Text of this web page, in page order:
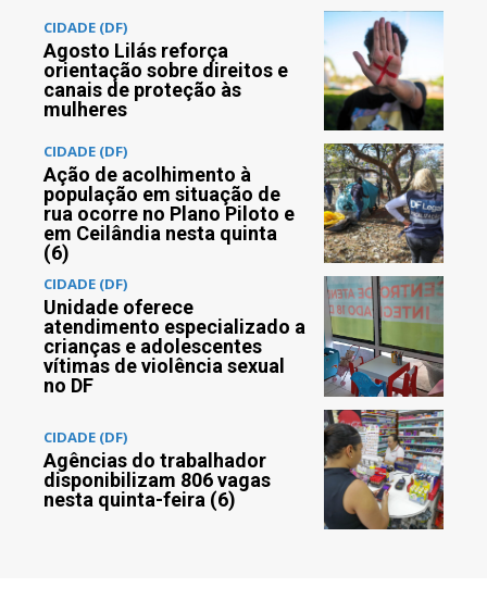
CIDADE (DF)
Agosto Lilás reforça
orientação sobre direitos e
canais de proteção às
mulheres
CIDADE (DF)
Ação de acolhimento à
população em situação de
rua ocorre no Plano Piloto e
em Ceilândia nesta quinta
(6)
CIDADE (DF)
Unidade oferece
atendimento especializado a
crianças e adolescentes
vítimas de violência sexual
no DF
CIDADE (DF)
Agências do trabalhador
disponibilizam 806 vagas
nesta quinta-feira (6)